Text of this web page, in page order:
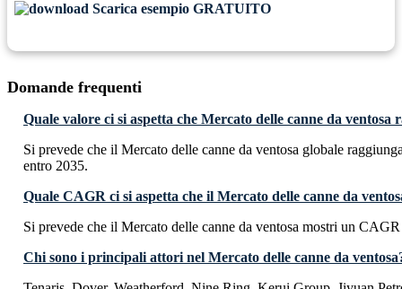
Scarica esempio GRATUITO
Domande frequenti
Quale valore ci si aspetta che Mercato delle canne da ventosa
Si prevede che il Mercato delle canne da ventosa globale
entro 2035.
Quale CAGR ci si aspetta che il Mercato delle canne da
Si prevede che il Mercato delle canne da ventosa mostri un
Chi sono i principali attori nel Mercato delle canne da